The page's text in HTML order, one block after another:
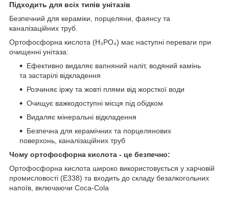
Підходить для всіх типів унітазів
Безпечний для кераміки, порцеляни, фаянсу та
каналізаційних труб.
Ортофосфорна кислота (H₃PO₄) має наступні переваги при
очищенні унітаза:
Ефективно видаляє вапняний наліт, водяний камінь
та застарілі відкладення
Розчиняє іржу та жовті плями від жорсткої води
Очищує важкодоступні місця під обідком
Видаляє мінеральні відкладення
Безпечна для керамічних та порцелянових
поверхонь, каналізаційних труб
Чому ортофосфорна кислота - це безпечно:
Ортофосфорна кислота широко використовується у харчовій
промисловості (E338) та входить до складу безалкогольних
напоїв, включаючи Coca-Cola